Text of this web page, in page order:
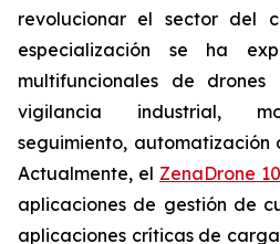
revolucionar el sector del
especialización se ha
multifuncionales de
vigilancia industrial,
seguimiento, automatización
Actualmente, el ZenaDrone
aplicaciones de gestión de
aplicaciones críticas de